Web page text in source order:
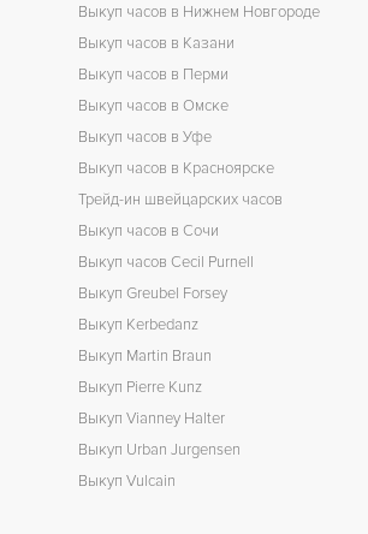
Выкуп часов в Нижнем Новгороде
Выкуп часов в Казани
Выкуп часов в Перми
Выкуп часов в Омске
Выкуп часов в Уфе
Выкуп часов в Красноярске
Трейд-ин швейцарских часов
Выкуп часов в Сочи
Выкуп часов Cecil Purnell
Выкуп Greubel Forsey
Выкуп Kerbedanz
Выкуп Martin Braun
Выкуп Pierre Kunz
Выкуп Vianney Halter
Выкуп Urban Jurgensen
Выкуп Vulcain